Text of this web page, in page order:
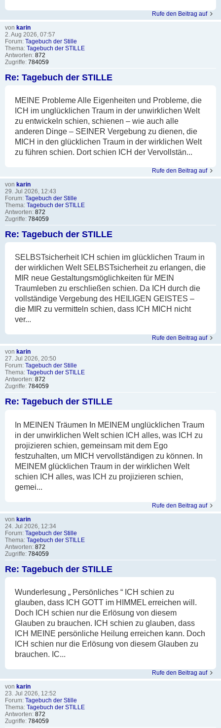
Rufe den Beitrag auf
von karin
2. Aug 2026, 07:57
Forum: Tagebuch der Stille
Thema: Tagebuch der STILLE
Antworten: 872
Zugriffe: 784059
Re: Tagebuch der STILLE
MEINE Probleme Alle Eigenheiten und Probleme, die
ICH im unglücklichen Traum in der unwirklichen Welt
zu entwickeln schien, schienen – wie auch alle
anderen Dinge – SEINER Vergebung zu dienen, die
MICH in den glücklichen Traum in der wirklichen Welt
zu führen schien. Dort schien ICH der Vervollstän...
Rufe den Beitrag auf
von karin
29. Jul 2026, 12:43
Forum: Tagebuch der Stille
Thema: Tagebuch der STILLE
Antworten: 872
Zugriffe: 784059
Re: Tagebuch der STILLE
SELBSTsicherheit ICH schien im glücklichen Traum in
der wirklichen Welt SELBSTsicherheit zu erlangen, die
MIR neue Gestaltungsmöglichkeiten für MEIN
Traumleben zu erschließen schien. Da ICH durch die
vollständige Vergebung des HEILIGEN GEISTES –
die MIR zu vermitteln schien, dass ICH MICH nicht
ver...
Rufe den Beitrag auf
von karin
27. Jul 2026, 20:50
Forum: Tagebuch der Stille
Thema: Tagebuch der STILLE
Antworten: 872
Zugriffe: 784059
Re: Tagebuch der STILLE
In MEINEN Träumen In MEINEM unglücklichen Traum
in der unwirklichen Welt schien ICH alles, was ICH zu
projizieren schien, gemeinsam mit dem Ego
festzuhalten, um MICH vervollständigen zu können. In
MEINEM glücklichen Traum in der wirklichen Welt
schien ICH alles, was ICH zu projizieren schien,
gemei...
Rufe den Beitrag auf
von karin
24. Jul 2026, 12:34
Forum: Tagebuch der Stille
Thema: Tagebuch der STILLE
Antworten: 872
Zugriffe: 784059
Re: Tagebuch der STILLE
Wunderlesung „ Persönliches “ ICH schien zu
glauben, dass ICH GOTT im HIMMEL erreichen will.
Doch ICH schien nur die Erlösung von diesem
Glauben zu brauchen. ICH schien zu glauben, dass
ICH MEINE persönliche Heilung erreichen kann. Doch
ICH schien nur die Erlösung von diesem Glauben zu
brauchen. IC...
Rufe den Beitrag auf
von karin
23. Jul 2026, 12:52
Forum: Tagebuch der Stille
Thema: Tagebuch der STILLE
Antworten: 872
Zugriffe: 784059